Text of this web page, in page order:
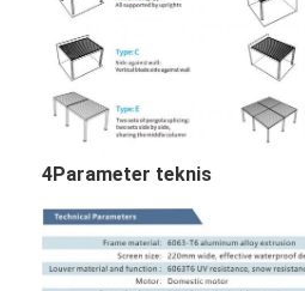
4Parameter teknis